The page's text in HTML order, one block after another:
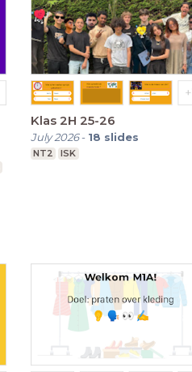
Klas 2H 25-26
July 2026- 18 slides
NT2 ISK